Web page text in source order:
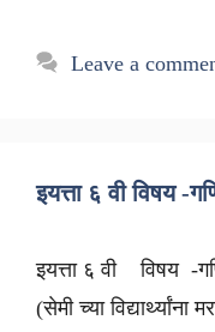
Leave a
इयत्ता ६ वी विषय -
इयत्ता ६ वी विषय -
(सेमी च्या